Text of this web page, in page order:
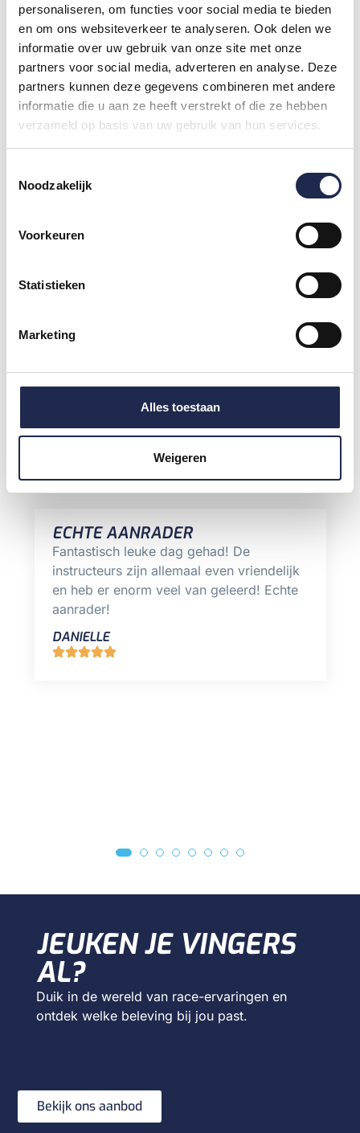
personaliseren, om functies voor social media te bieden
en om ons websiteverkeer te analyseren. Ook delen we
informatie over uw gebruik van onze site met onze
partners voor social media, adverteren en analyse. Deze
partners kunnen deze gegevens combineren met andere
informatie die u aan ze heeft verstrekt of die ze hebben
verzameld op basis van uw gebruik van hun services.
Noodzakelijk
Voorkeuren
Statistieken
Marketing
Alles toestaan
Weigeren
PROFESSIONELE RACE-
ERVARING
Ervaar de sensatie van snelheid en kracht als je
meerijdt met een ervaren racecoureur in de
adrenaline naar nieuwe hoogtes brengt.
Uitdagend circuit
DEZE COUREURS GINGEN JE VOOR
ECHTE AANRADER
Fantastisch leuke dag gehad! De
instructeurs zijn allemaal even vriendelijk
en heb er enorm veel van geleerd! Echte
aanrader!
DANIELLE
JEUKEN JE VINGERS
AL?
Duik in de wereld van race-ervaringen en
ontdek welke beleving bij jou past.
Bekijk ons aanbod